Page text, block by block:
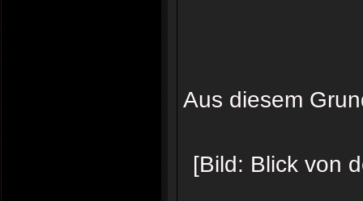
Aus diesem
[Bild: Blick von